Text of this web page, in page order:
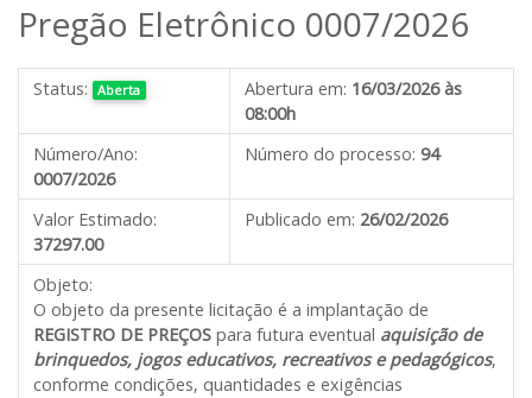
Pregão Eletrônico 0007/2026
Status: Aberta Abertura em: 16/03/2026 às
08:00h
Número/Ano:
0007/2026
Número do processo: 94
Valor Estimado:
37297.00
Publicado em: 26/02/2026
Objeto:
O objeto da presente licitação é a implantação de
REGISTRO DE PREÇOS para futura eventual aquisição de
brinquedos, jogos educativos, recreativos e pedagógicos,
conforme condições, quantidades e exigências